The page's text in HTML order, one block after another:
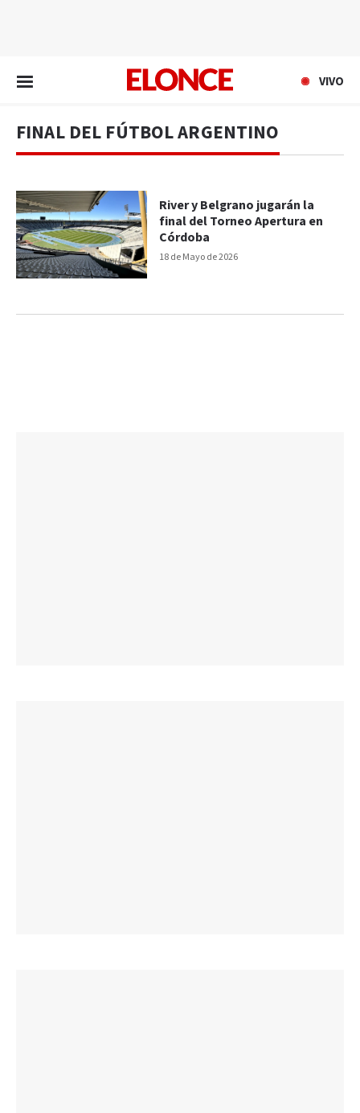
VIVO
FINAL DEL FÚTBOL ARGENTINO
18 de Mayo de 2026
River y Belgrano jugarán la
final del Torneo Apertura en
Córdoba